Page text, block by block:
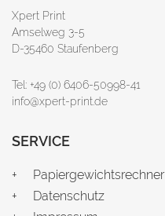
Xpert Print
Amselweg 3-5
D-35460 Staufenberg
Tel: +49 (0) 6406-50998-41
info@xpert-print.de
SERVICE
Papiergewichtsrechner
Datenschutz